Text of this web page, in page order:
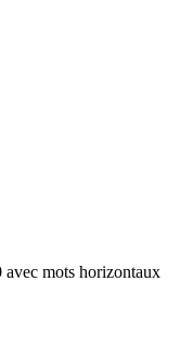
mots horizontaux